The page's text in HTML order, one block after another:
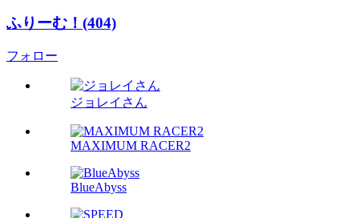
ふりーむ！(404)
フォロー
ジョレイさん
MAXIMUM RACER2
BlueAbyss